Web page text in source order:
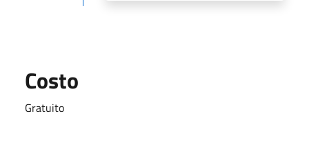
Costo
Gratuito